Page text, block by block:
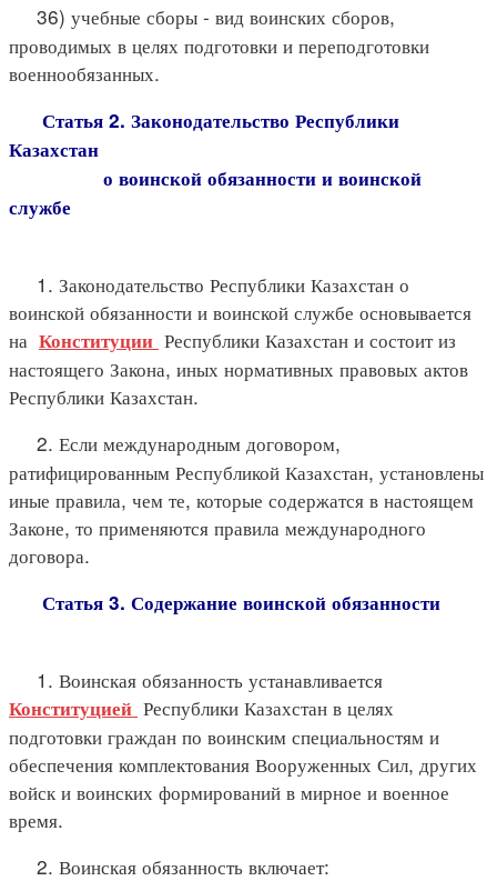
36) учебные сборы - вид воинских сборов,
проводимых в целях подготовки и переподготовки
военнообязанных.
Статья 2. Законодательство Республики
Казахстан
о воинской обязанности и воинской
службе
1. Законодательство Республики Казахстан о
воинской обязанности и воинской службе основывается
на Конституции Республики Казахстан и состоит из
настоящего Закона, иных нормативных правовых актов
Республики Казахстан.
2. Если международным договором,
ратифицированным Республикой Казахстан, установлены
иные правила, чем те, которые содержатся в настоящем
Законе, то применяются правила международного
договора.
Статья 3. Содержание воинской обязанности
1. Воинская обязанность устанавливается
Конституцией Республики Казахстан в целях
подготовки граждан по воинским специальностям и
обеспечения комплектования Вооруженных Сил, других
войск и воинских формирований в мирное и военное
время.
2. Воинская обязанность включает: